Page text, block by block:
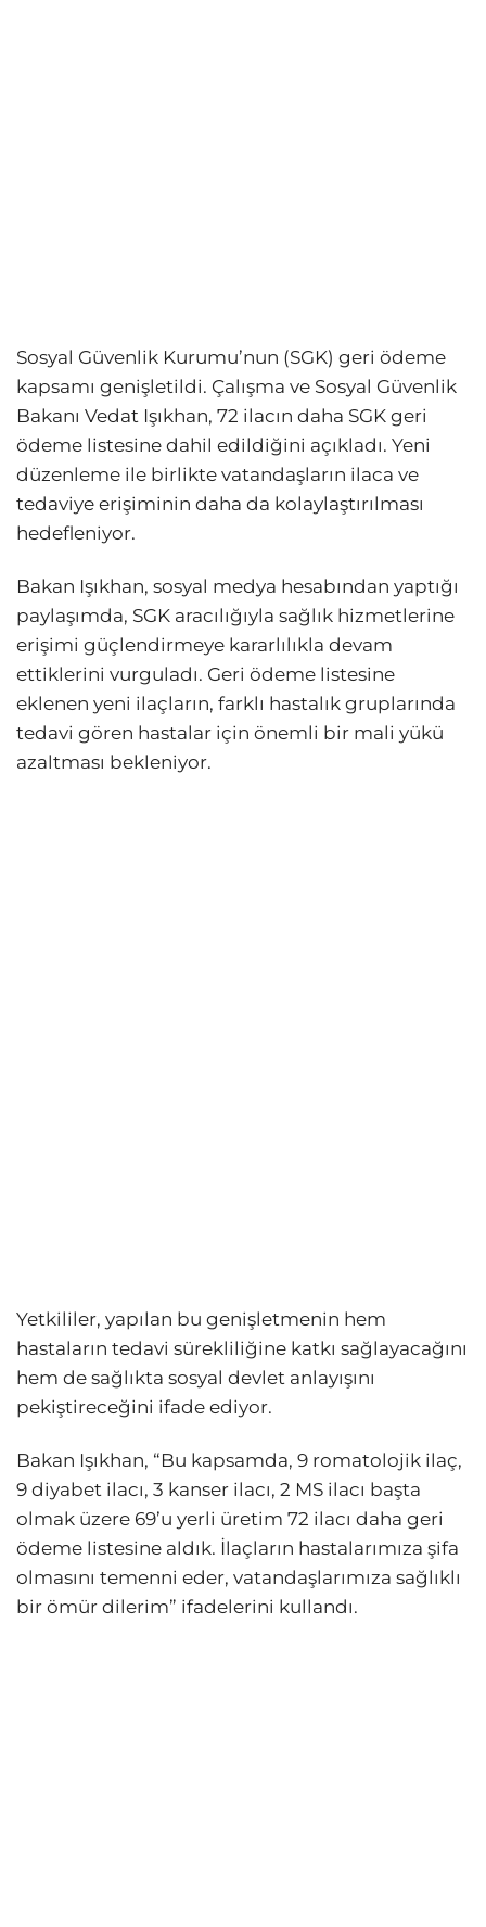
Sosyal Güvenlik Kurumu’nun (SGK) geri ödeme
kapsamı genişletildi. Çalışma ve Sosyal Güvenlik
Bakanı Vedat Işıkhan, 72 ilacın daha SGK geri
ödeme listesine dahil edildiğini açıkladı. Yeni
düzenleme ile birlikte vatandaşların ilaca ve
tedaviye erişiminin daha da kolaylaştırılması
hedefleniyor.
Bakan Işıkhan, sosyal medya hesabından yaptığı
paylaşımda, SGK aracılığıyla sağlık hizmetlerine
erişimi güçlendirmeye kararlılıkla devam
ettiklerini vurguladı. Geri ödeme listesine
eklenen yeni ilaçların, farklı hastalık gruplarında
tedavi gören hastalar için önemli bir mali yükü
azaltması bekleniyor.
Yetkililer, yapılan bu genişletmenin hem
hastaların tedavi sürekliliğine katkı sağlayacağını
hem de sağlıkta sosyal devlet anlayışını
pekiştireceğini ifade ediyor.
Bakan Işıkhan, “Bu kapsamda, 9 romatolojik ilaç,
9 diyabet ilacı, 3 kanser ilacı, 2 MS ilacı başta
olmak üzere 69’u yerli üretim 72 ilacı daha geri
ödeme listesine aldık. İlaçların hastalarımıza şifa
olmasını temenni eder, vatandaşlarımıza sağlıklı
bir ömür dilerim” ifadelerini kullandı.